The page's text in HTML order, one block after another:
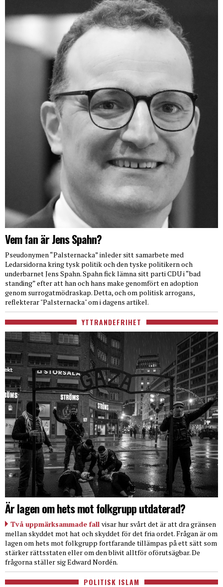
Vem fan är Jens Spahn?
Pseudonymen “Palsternacka” inleder sitt samarbete med
Ledarsidorna kring tysk politik och den tyske politikern och
underbarnet Jens Spahn. Spahn fick lämna sitt parti CDU i “bad
standing” efter att han och hans make genomfört en adoption
genom surrogatmödraskap. Detta, och om politisk arrogans,
reflekterar "Palsternacka" om i dagens artikel.
YTTRANDEFRIHET
Är lagen om hets mot folkgrupp utdaterad?
Två uppmärksammade fall visar hur svårt det är att dra gränsen
mellan skyddet mot hat och skyddet för det fria ordet. Frågan är om
lagen om hets mot folkgrupp fortfarande tillämpas på ett sätt som
stärker rättsstaten eller om den blivit alltför oförutsägbar. De
frågorna ställer sig Edward Nordén.
POLITISK ISLAM